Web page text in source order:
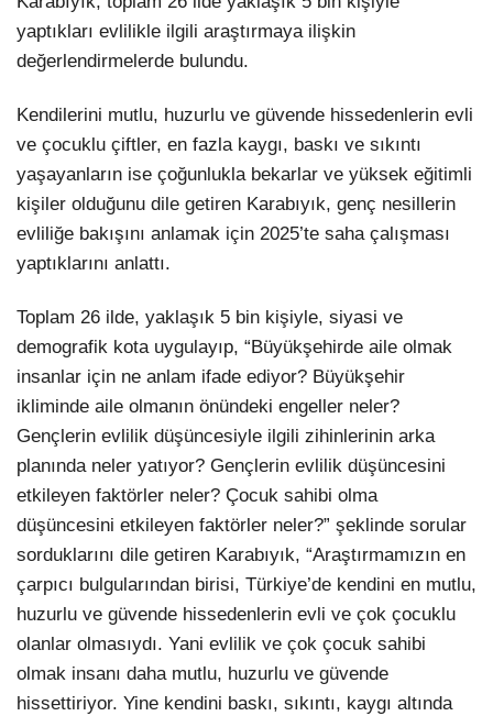
yaptıkları evlilikle ilgili araştırmaya ilişkin
değerlendirmelerde bulundu.
Kendilerini mutlu, huzurlu ve güvende hissedenlerin evli
ve çocuklu çiftler, en fazla kaygı, baskı ve sıkıntı
yaşayanların ise çoğunlukla bekarlar ve yüksek eğitimli
kişiler olduğunu dile getiren Karabıyık, genç nesillerin
evliliğe bakışını anlamak için 2025’te saha çalışması
yaptıklarını anlattı.
Toplam 26 ilde, yaklaşık 5 bin kişiyle, siyasi ve
demografik kota uygulayıp, “Büyükşehirde aile olmak
insanlar için ne anlam ifade ediyor? Büyükşehir
ikliminde aile olmanın önündeki engeller neler?
Gençlerin evlilik düşüncesiyle ilgili zihinlerinin arka
planında neler yatıyor? Gençlerin evlilik düşüncesini
etkileyen faktörler neler? Çocuk sahibi olma
düşüncesini etkileyen faktörler neler?” şeklinde sorular
sorduklarını dile getiren Karabıyık, “Araştırmamızın en
çarpıcı bulgularından birisi, Türkiye’de kendini en mutlu,
huzurlu ve güvende hissedenlerin evli ve çok çocuklu
olanlar olmasıydı. Yani evlilik ve çok çocuk sahibi
olmak insanı daha mutlu, huzurlu ve güvende
hissettiriyor. Yine kendini baskı, sıkıntı, kaygı altında